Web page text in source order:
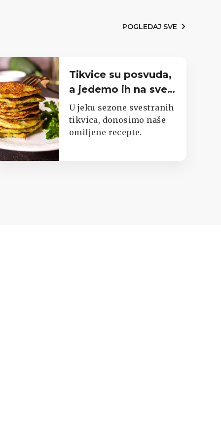
POGLEDAJ SVE
Tikvice su posvuda,
a jedemo ih na sve
moguće načine.
Imamo top listu
U jeku sezone svestranih
tikvica, donosimo naše
omiljene recepte.